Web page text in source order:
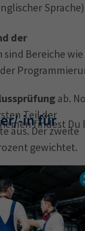
Sprache)
der
sind Bereiche wie
ab.
Teil der
aus. Der zweite
gewichtet.
findest Du
in für